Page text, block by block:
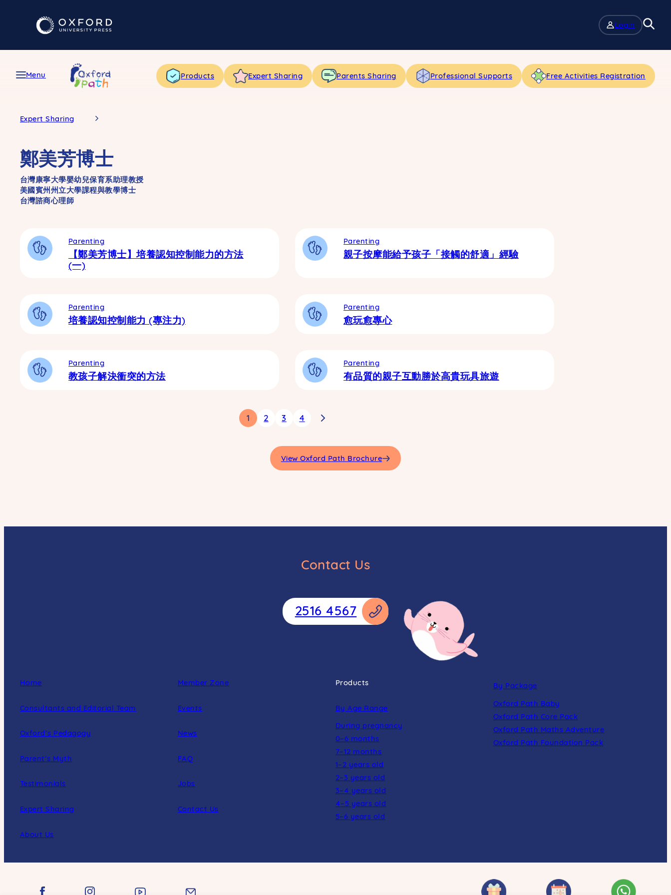
Login
Menu Products Expert Sharing Parents Sharing Professional Supports Free Activities Registration
Expert Sharing
鄭美芳博士
台灣康寧大學嬰幼兒保育系助理教授
美國賓州州立大學課程與教學博士
台灣諮商心理師
Parenting
【鄭美芳博士】培養認知控制能力的方法
(一)
Parenting
親子按摩能給予孩子「接觸的舒適」經驗
Parenting
培養認知控制能力 (專注力)
Parenting
愈玩愈專心
Parenting
教孩子解決衝突的方法
Parenting
有品質的親子互動勝於高貴玩具旅遊
1 2 3 4
View Oxford Path Brochure
Contact Us
2516 4567
Home
Consultants and Editorial Team
Oxford’s Pedagogy
Parent’s Myth
Testimonials
Expert Sharing
About Us
Member Zone
Events
News
FAQ
Jobs
Contact Us
Products
By Age Range
During pregnancy
0–6 months
7–12 months
1–2 years old
2–3 years old
3–4 years old
4–5 years old
5–6 years old
By Package
Oxford Path Baby
Oxford Path Core Pack
Oxford Path Maths Adventure
Oxford Path Foundation Pack